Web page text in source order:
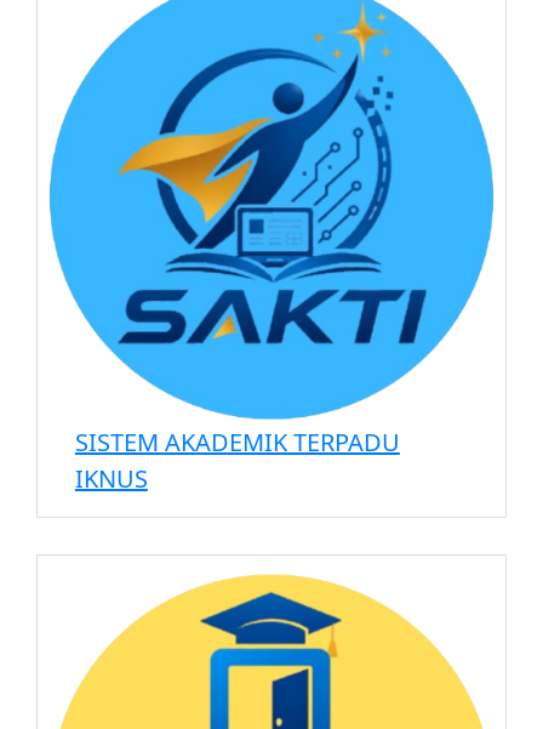
SISTEM AKADEMIK TERPADU
IKNUS